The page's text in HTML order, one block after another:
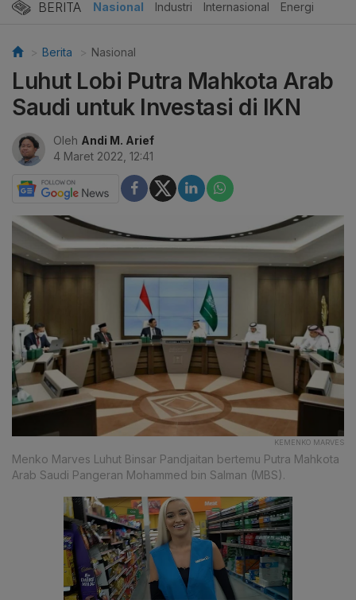
BERITA Nasional Industri Internasional Energi
Berita Nasional
Luhut Lobi Putra Mahkota Arab
Saudi untuk Investasi di IKN
Oleh Andi M. Arief
4 Maret 2022, 12:41
KEMENKO MARVES
Menko Marves Luhut Binsar Pandjaitan bertemu Putra Mahkota
Arab Saudi Pangeran Mohammed bin Salman (MBS).